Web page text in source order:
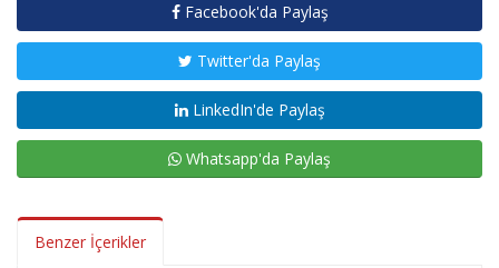
Facebook'da Paylaş
Twitter'da Paylaş
LinkedIn'de Paylaş
Whatsapp'da Paylaş
Benzer İçerikler